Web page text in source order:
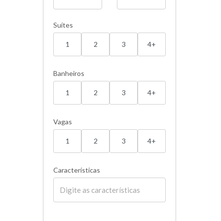
Suítes
1 2 3 4+
Banheiros
1 2 3 4+
Vagas
1 2 3 4+
Características